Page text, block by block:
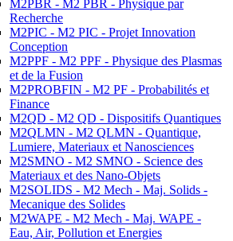
M2PBR - M2 PBR - Physique par
Recherche
M2PIC - M2 PIC - Projet Innovation
Conception
M2PPF - M2 PPF - Physique des Plasmas
et de la Fusion
M2PROBFIN - M2 PF - Probabilités et
Finance
M2QD - M2 QD - Dispositifs Quantiques
M2QLMN - M2 QLMN - Quantique,
Lumiere, Materiaux et Nanosciences
M2SMNO - M2 SMNO - Science des
Materiaux et des Nano-Objets
M2SOLIDS - M2 Mech - Maj. Solids -
Mecanique des Solides
M2WAPE - M2 Mech - Maj. WAPE -
Eau, Air, Pollution et Energies